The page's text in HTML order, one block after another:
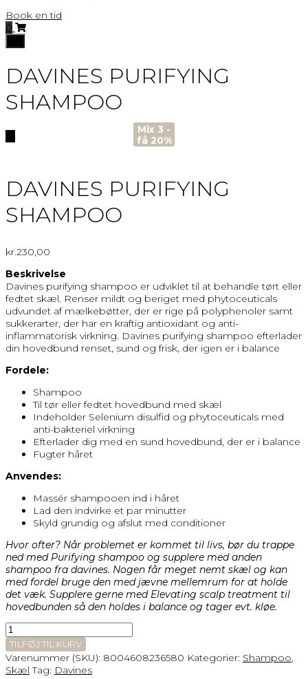
Book en tid
0
navigation
DAVINES PURIFYING
SHAMPOO
Mix 3 -
få 20%
DAVINES PURIFYING
SHAMPOO
kr.230,00
Beskrivelse
Davines purifying shampoo er udviklet til at behandle tørt eller
fedtet skæl. Renser mildt og beriget med phytoceuticals
udvundet af mælkebøtter, der er rige på polyphenoler samt
sukkerarter, der har en kraftig antioxidant og anti-
inflammatorisk virkning. Davines purifying shampoo efterlader
din hovedbund renset, sund og frisk, der igen er i balance
Fordele:
Shampoo
Til tør eller fedtet hovedbund med skæl
Indeholder Selenium disulfid og phytoceuticals med
anti-bakteriel virkning
Efterlader dig med en sund hovedbund, der er i balance
Fugter håret
Anvendes:
Massér shampooen ind i håret
Lad den indvirke et par minutter
Skyld grundig og afslut med conditioner
Hvor ofter? Når problemet er kommet til livs, bør du trappe
ned med Purifying shampoo og supplere med anden
shampoo fra davines. Nogen får meget nemt skæl og kan
med fordel bruge den med jævne mellemrum for at holde
det væk. Supplere gerne med Elevating scalp treatment til
hovedbunden så den holdes i balance og tager evt. kløe.
DAVINES
PURIFYING
SHAMPOO
antal
TILFØJ TIL KURV
Varenummer (SKU): 8004608236580 Kategorier: Shampoo,
Skæl Tag: Davines